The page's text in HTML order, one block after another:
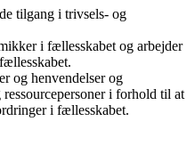
tilgang i trivsels- og
i fællesskabet og arbejder
og henvendelser og
ressourcepersoner i forhold til at
i fællesskabet.